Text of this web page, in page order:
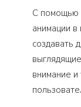
С помощью
анимации
создавать
внимание